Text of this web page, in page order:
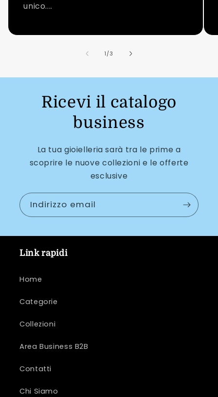
unico....
1 /su
3
Ricevi il catalogo
business
La tua gioielleria sarà tra le prime a
scoprire le nuove collezioni e le offerte
esclusive
Indirizzo email
Link rapidi
Home
Categorie
Collezioni
Area Business B2B
Contatti
Chi Siamo